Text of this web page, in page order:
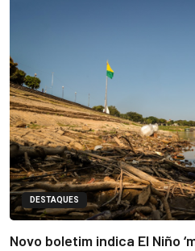
DESTAQUES
Novo boletim indica El Niño